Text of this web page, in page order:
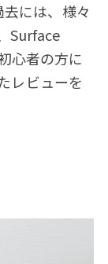
には、様々
Surface
心者の方に
レビューを